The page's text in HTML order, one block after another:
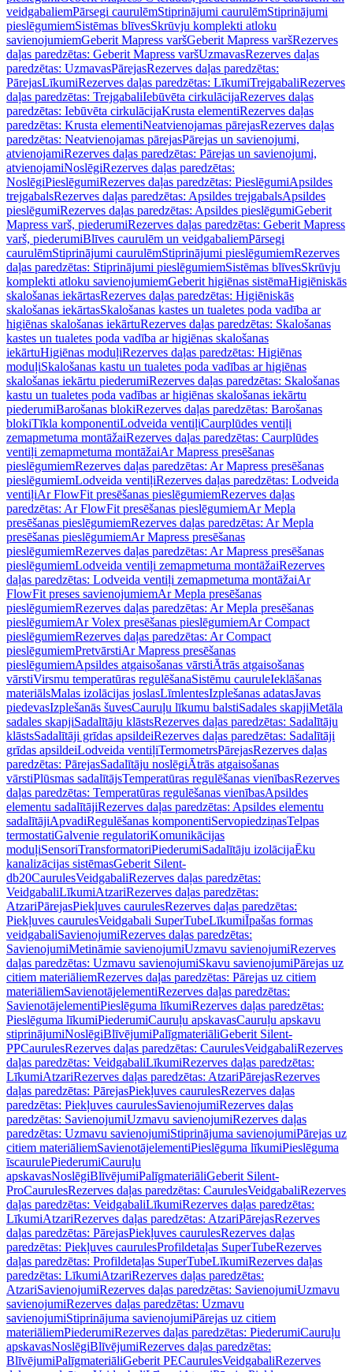
veidgabaliemPārsegi caurulēmStiprinājumi caurulēmStiprinājumi
pieslēgumiemSistēmas blīvesSkrūvju komplekti atloku
savienojumiemGeberit Mapress varšGeberit Mapress varšRezerves
daļas paredzētas: Geberit Mapress varšUzmavasRezerves daļas
paredzētas: UzmavasPārejasRezerves daļas paredzētas:
PārejasLīkumiRezerves daļas paredzētas: LīkumiTrejgabaliRezerves
daļas paredzētas: TrejgabaliIebūvēta cirkulācijaRezerves daļas
paredzētas: Iebūvēta cirkulācijaKrusta elementiRezerves daļas
paredzētas: Krusta elementiNeatvienojamas pārejasRezerves daļas
paredzētas: Neatvienojamas pārejasPārejas un savienojumi,
atvienojamiRezerves daļas paredzētas: Pārejas un savienojumi,
atvienojamiNoslēgiRezerves daļas paredzētas:
NoslēgiPieslēgumiRezerves daļas paredzētas: PieslēgumiApsildes
trejgabalsRezerves daļas paredzētas: Apsildes trejgabalsApsildes
pieslēgumiRezerves daļas paredzētas: Apsildes pieslēgumiGeberit
Mapress varš, piederumiRezerves daļas paredzētas: Geberit Mapress
varš, piederumiBlīves caurulēm un veidgabaliemPārsegi
caurulēmStiprinājumi caurulēmStiprinājumi pieslēgumiemRezerves
daļas paredzētas: Stiprinājumi pieslēgumiemSistēmas blīvesSkrūvju
komplekti atloku savienojumiemGeberit higiēnas sistēmaHigiēniskās
skalošanas iekārtasRezerves daļas paredzētas: Higiēniskās
skalošanas iekārtasSkalošanas kastes un tualetes poda vadība ar
higiēnas skalošanas iekārtuRezerves daļas paredzētas: Skalošanas
kastes un tualetes poda vadība ar higiēnas skalošanas
iekārtuHigiēnas moduļiRezerves daļas paredzētas: Higiēnas
moduļiSkalošanas kastu un tualetes poda vadības ar higiēnas
skalošanas iekārtu piederumiRezerves daļas paredzētas: Skalošanas
kastu un tualetes poda vadības ar higiēnas skalošanas iekārtu
piederumiBarošanas blokiRezerves daļas paredzētas: Barošanas
blokiTīkla komponentiLodveida ventiļiCaurplūdes ventiļi
zemapmetuma montāžaiRezerves daļas paredzētas: Caurplūdes
ventiļi zemapmetuma montāžaiAr Mapress presēšanas
pieslēgumiemRezerves daļas paredzētas: Ar Mapress presēšanas
pieslēgumiemLodveida ventiļiRezerves daļas paredzētas: Lodveida
ventiļiAr FlowFit presēšanas pieslēgumiemRezerves daļas
paredzētas: Ar FlowFit presēšanas pieslēgumiemAr Mepla
presēšanas pieslēgumiemRezerves daļas paredzētas: Ar Mepla
presēšanas pieslēgumiemAr Mapress presēšanas
pieslēgumiemRezerves daļas paredzētas: Ar Mapress presēšanas
pieslēgumiemLodveida ventiļi zemapmetuma montāžaiRezerves
daļas paredzētas: Lodveida ventiļi zemapmetuma montāžaiAr
FlowFit preses savienojumiemAr Mepla presēšanas
pieslēgumiemRezerves daļas paredzētas: Ar Mepla presēšanas
pieslēgumiemAr Volex presēšanas pieslēgumiemAr Compact
pieslēgumiemRezerves daļas paredzētas: Ar Compact
pieslēgumiemPretvārstiAr Mapress presēšanas
pieslēgumiemApsildes atgaisošanas vārstiĀtrās atgaisošanas
vārstiVirsmu temperatūras regulēšanaSistēmu cauruleIeklāšanas
materiālsMalas izolācijas joslasLīmlentesIzplešanas adatasJavas
piedevasIzplešanās šuvesCauruļu līkumu balstiSadales skapjiMetāla
sadales skapjiSadalītāju klāstsRezerves daļas paredzētas: Sadalītāju
klāstsSadalītāji grīdas apsildeiRezerves daļas paredzētas: Sadalītāji
grīdas apsildeiLodveida ventiļiTermometrsPārejasRezerves daļas
paredzētas: PārejasSadalītāju noslēgiĀtrās atgaisošanas
vārstiPlūsmas sadalītājsTemperatūras regulēšanas vienībasRezerves
daļas paredzētas: Temperatūras regulēšanas vienībasApsildes
elementu sadalītājiRezerves daļas paredzētas: Apsildes elementu
sadalītājiApvadiRegulēšanas komponentiServopiedziņasTelpas
termostatiGalvenie regulatoriKomunikācijas
moduļiSensoriTransformatoriPiederumiSadalītāju izolācijaĒku
kanalizācijas sistēmasGeberit Silent-
db20CaurulesVeidgabaliRezerves daļas paredzētas:
VeidgabaliLīkumiAtzariRezerves daļas paredzētas:
AtzariPārejasPiekļuves caurulesRezerves daļas paredzētas:
Piekļuves caurulesVeidgabali SuperTubeLīkumiĪpašas formas
veidgabaliSavienojumiRezerves daļas paredzētas:
SavienojumiMetināmie savienojumiUzmavu savienojumiRezerves
daļas paredzētas: Uzmavu savienojumiSkavu savienojumiPārejas uz
citiem materiāliemRezerves daļas paredzētas: Pārejas uz citiem
materiāliemSavienotājelementiRezerves daļas paredzētas:
SavienotājelementiPieslēguma līkumiRezerves daļas paredzētas:
Pieslēguma līkumiPiederumiCauruļu apskavasCauruļu apskavu
stiprinājumiNoslēgiBlīvējumiPalīgmateriāliGeberit Silent-
PPCaurulesRezerves daļas paredzētas: CaurulesVeidgabaliRezerves
daļas paredzētas: VeidgabaliLīkumiRezerves daļas paredzētas:
LīkumiAtzariRezerves daļas paredzētas: AtzariPārejasRezerves
daļas paredzētas: PārejasPiekļuves caurulesRezerves daļas
paredzētas: Piekļuves caurulesSavienojumiRezerves daļas
paredzētas: SavienojumiUzmavu savienojumiRezerves daļas
paredzētas: Uzmavu savienojumiStiprinājuma savienojumiPārejas uz
citiem materiāliemSavienotājelementiPieslēguma līkumiPieslēguma
īscaurulePiederumiCauruļu
apskavasNoslēgiBlīvējumiPalīgmateriāliGeberit Silent-
ProCaurulesRezerves daļas paredzētas: CaurulesVeidgabaliRezerves
daļas paredzētas: VeidgabaliLīkumiRezerves daļas paredzētas:
LīkumiAtzariRezerves daļas paredzētas: AtzariPārejasRezerves
daļas paredzētas: PārejasPiekļuves caurulesRezerves daļas
paredzētas: Piekļuves caurulesProfildetaļas SuperTubeRezerves
daļas paredzētas: Profildetaļas SuperTubeLīkumiRezerves daļas
paredzētas: LīkumiAtzariRezerves daļas paredzētas:
AtzariSavienojumiRezerves daļas paredzētas: SavienojumiUzmavu
savienojumiRezerves daļas paredzētas: Uzmavu
savienojumiStiprinājuma savienojumiPārejas uz citiem
materiāliemPiederumiRezerves daļas paredzētas: PiederumiCauruļu
apskavasNoslēgiBlīvējumiRezerves daļas paredzētas:
BlīvējumiPalīgmateriāliGeberit PECaurulesVeidgabaliRezerves